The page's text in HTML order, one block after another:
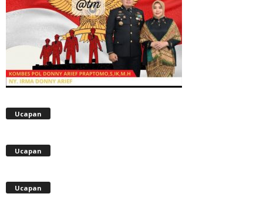
Ucapan
Ucapan
Ucapan